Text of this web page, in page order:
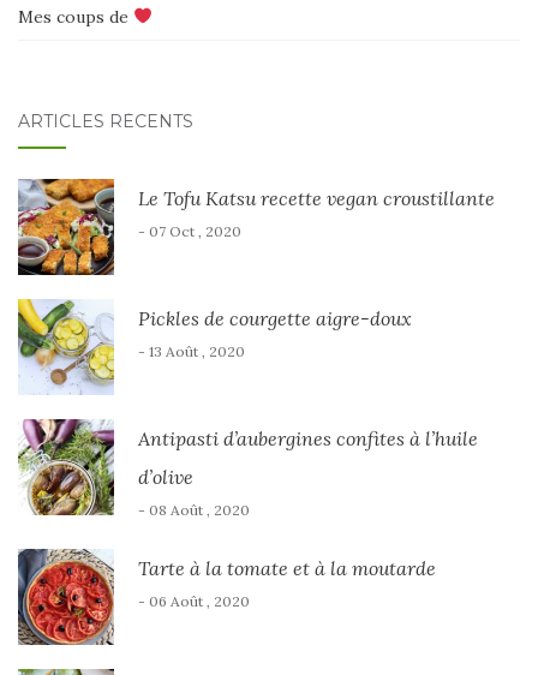
Mes coups de
ARTICLES RÉCENTS
Le Tofu Katsu recette vegan croustillante
- 07 Oct , 2020
Pickles de courgette aigre-doux
- 13 Août , 2020
Antipasti d’aubergines confites à l’huile
d’olive
- 08 Août , 2020
Tarte à la tomate et à la moutarde
- 06 Août , 2020